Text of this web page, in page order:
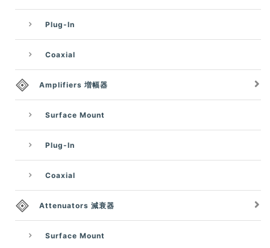
Plug-In
Coaxial
Amplifiers 増幅器
Surface Mount
Plug-In
Coaxial
Attenuators 減衰器
Surface Mount